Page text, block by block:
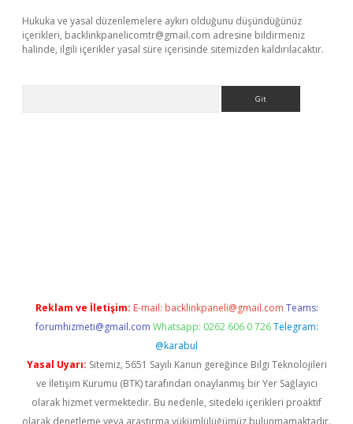
Hukuka ve yasal düzenlemelere aykırı olduğunu düşündüğünüz
içerikleri, backlinkpanelicomtr@gmail.com adresine bildirmeniz
halinde, ilgili içerikler yasal süre içerisinde sitemizden kaldırılacaktır.
Reklam ve İletişim: E-mail: backlinkpaneli@gmail.com Teams:
forumhizmeti@gmail.com Whatsapp: 0262 606 0 726 Telegram:
@karabul
Yasal Uyarı: Sitemiz, 5651 Sayılı Kanun gereğince Bilgi Teknolojileri
ve İletişim Kurumu (BTK) tarafından onaylanmış bir Yer Sağlayıcı
olarak hizmet vermektedir. Bu nedenle, sitedeki içerikleri proaktif
olarak denetleme veya araştırma yükümlülüğümüz bulunmamaktadır.